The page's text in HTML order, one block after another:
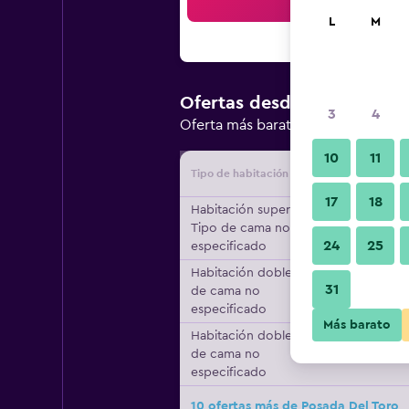
Ofertas desde
Oferta más barata de precio por
Tipo de habitación Proveedor
Habitación superior,
Tipo de cama no
especificado
Habitación doble, Tipo
de cama no
especificado
Habitación doble, Tipo
de cama no
especificado
10 ofertas más de Posada Del Toro
L M
3 4
10 11
17 18
24 25
31
Más barato